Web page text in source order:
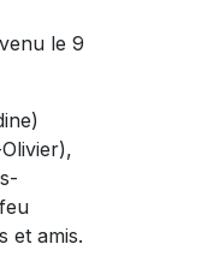
le 9
et amis.